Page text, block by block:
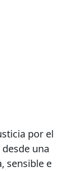
por el
una
sensible e